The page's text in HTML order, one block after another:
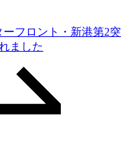
フロント・新港第2突
ました